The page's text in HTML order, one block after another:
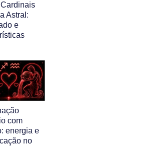
Astral:
e
com
energia e
no